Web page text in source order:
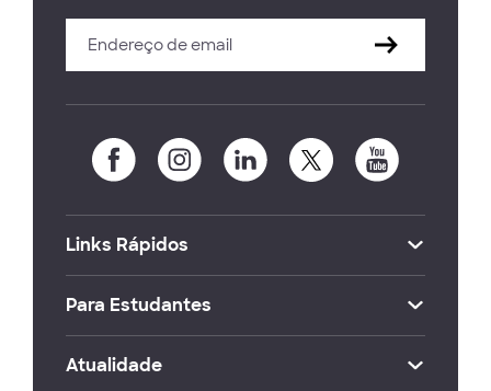
Links Rápidos
Para Estudantes
Atualidade